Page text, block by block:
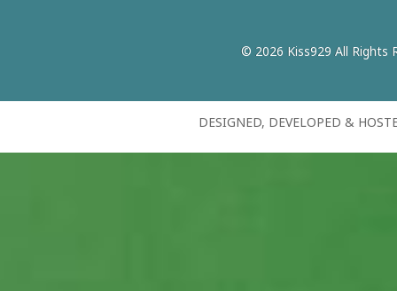
© 2026 Kiss929 All Rights
DESIGNED, DEVELOPED &